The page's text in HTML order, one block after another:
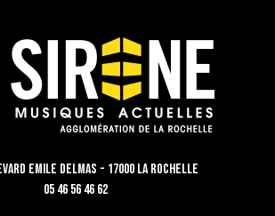
Emile Delmas - 17000 La Rochelle
05 46 56 46 62